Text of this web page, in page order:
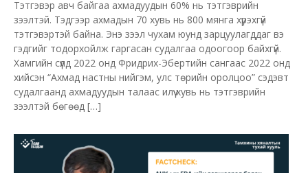
Тэтгэвэр авч байгаа ахмадуудын 60% нь тэтгэврийн
зээлтэй. Тэдгээр ахмадын 70 хувь нь 800 мянга хүрэхгүй
тэтгэвэртэй байна. Энэ зээл чухам юунд зарцуулагддаг вэ
гэдгийг тодорхойлж гаргасан судалгаа одоогоор байхгүй.
Хамгийн сүүлд 2022 онд Фридрих-Эбертийн сангаас 2022 онд
хийсэн “Ахмад настны нийгэм, улс төрийн оролцоо” сэдэвт
судалгаанд ахмадуудын талаас илүү хувь нь тэтгэврийн
зээлтэй бөгөөд […]